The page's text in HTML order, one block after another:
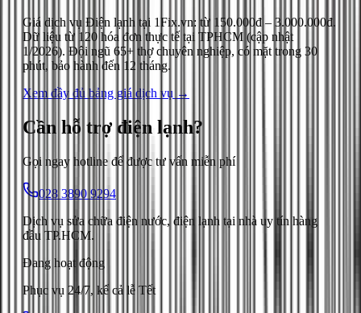
Giá dịch vụ Điện lạnh tại 1Fix.vn: từ 150.000đ– 3.000.000đ.
Dữ liệu từ 120 hóa đơn thực tế tại TPHCM (cập nhật
1/2026). Đội ngũ 65+ thợ chuyên nghiệp, có mặt trong 30
phút, bảo hành đến 12 tháng.
Xem đầy đủ bảng giá dịch vụ →
Cần hỗ trợ điện lạnh?
Gọi ngay hotline để được tư vấn miễn phí
028 3890 9294
Dịch vụ sửa chữa điện nước, điện lạnh tại nhà uy tín hàng
đầu TP.HCM.
Đang hoạt động
Phục vụ 24/7, kể cả lễ Tết